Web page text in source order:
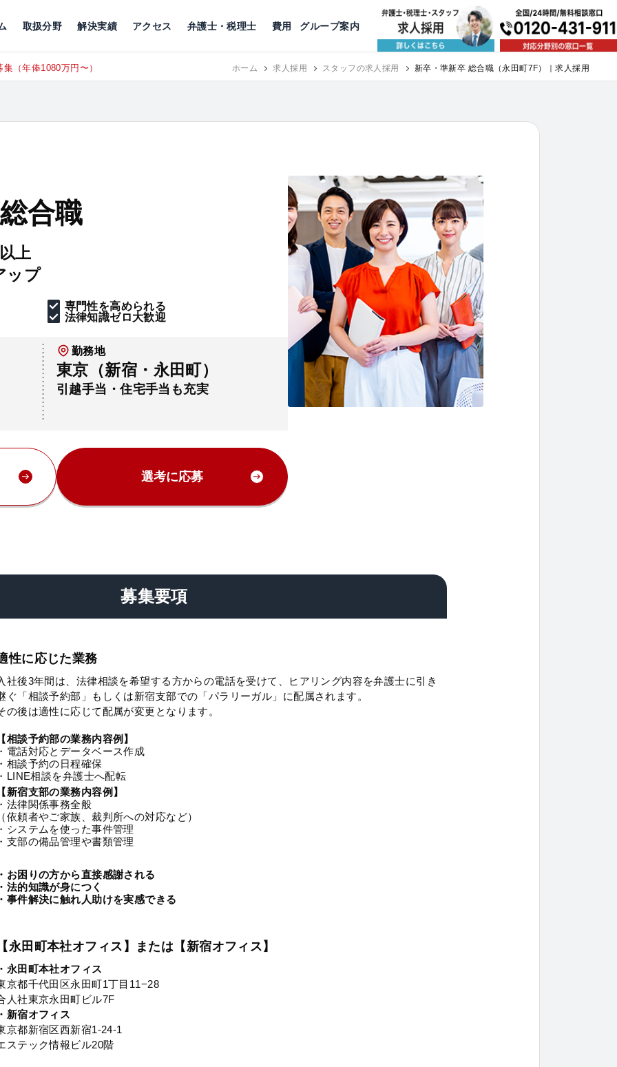
取扱分野
公益活動
解決実績 アクセス
京都 神戸 福岡
弁護士・税理士 費用 グループ案内
（年俸1080万円〜） RECRUIT 東京にて、相談予約スタッフ募集（月給38万以上）
合職
上
ップ
専門性を高められる
法律知識ゼロ大歓迎
勤務地
東京（新宿・永田町）
引越手当・住宅手当も充実
選考に応募
募集要項
性に応じた業務
社後3年間は、法律相談を希望する方からの電話を受けて、ヒアリング内容を弁護士に引き
ぐ「相談予約部」もしくは新宿支部での「パラリーガル」に配属されます。
の後は適性に応じて配属が変更となります。
相談予約部の業務内容例】
電話対応とデータベース作成
相談予約の日程確保
LINE相談を弁護士へ配転
新宿支部の業務内容例】
法律関係事務全般
依頼者やご家族、裁判所への対応など）
システムを使った事件管理
支部の備品管理や書類管理
お困りの方から直接感謝される
法的知識が身につく
事件解決に触れ人助けを実感できる
永田町本社オフィス】または【新宿オフィス】
永田町本社オフィス
京都千代田区永田町1丁目11−28
人社東京永田町ビル7F
新宿オフィス
京都新宿区西新宿1-24-1
ステック情報ビル20階
ホーム 求人採用 スタッフの求人採用 新卒・準新卒 総合職（永田町7F）｜求人採用